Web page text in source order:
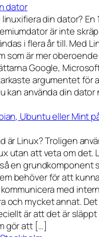
dator
din dator? En
är inte
i flera år till. Med
som är mer oberoende
Google,
argumentet för
kan använda din dator
Ubuntu eller Mint
är Linux? Troligen
utan att veta om det.
en grundkomponent
behöver för att kunna
med
och mycket annat.
är att det är
gör att […]